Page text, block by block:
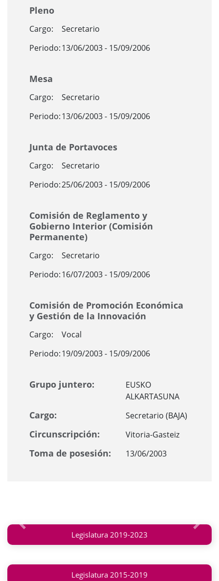
Pleno
Cargo:
Secretario
Periodo:13/06/2003 - 15/09/2006
Mesa
Cargo:
Secretario
Periodo:13/06/2003 - 15/09/2006
Junta de Portavoces
Cargo:
Secretario
Periodo:25/06/2003 - 15/09/2006
Comisión de Reglamento y
Gobierno Interior (Comisión
Permanente)
Cargo:
Secretario
Periodo:16/07/2003 - 15/09/2006
Comisión de Promoción Económica
y Gestión de la Innovación
Cargo:
Vocal
Periodo:19/09/2003 - 15/09/2006
Grupo juntero:
EUSKO
ALKARTASUNA
Cargo: Secretario (BAJA)
Circunscripción: Vitoria-Gasteiz
Toma de posesión: 13/06/2003
Anterior Legislatura 2019-2023
Legislatura 2015-2019